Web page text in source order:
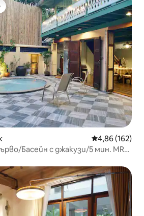
Средна
4,86 (162)
Басейн с джакузи/5 мин. MRT/